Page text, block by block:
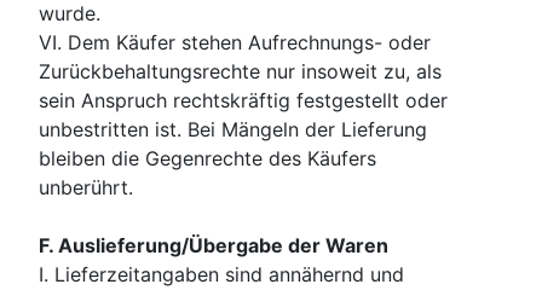
wurde.
VI. Dem Käufer stehen Aufrechnungs- oder
Zurückbehaltungsrechte nur insoweit zu, als
sein Anspruch rechtskräftig festgestellt oder
unbestritten ist. Bei Mängeln der Lieferung
bleiben die Gegenrechte des Käufers
unberührt.
F. Auslieferung/Übergabe der Waren
I. Lieferzeitangaben sind annähernd und